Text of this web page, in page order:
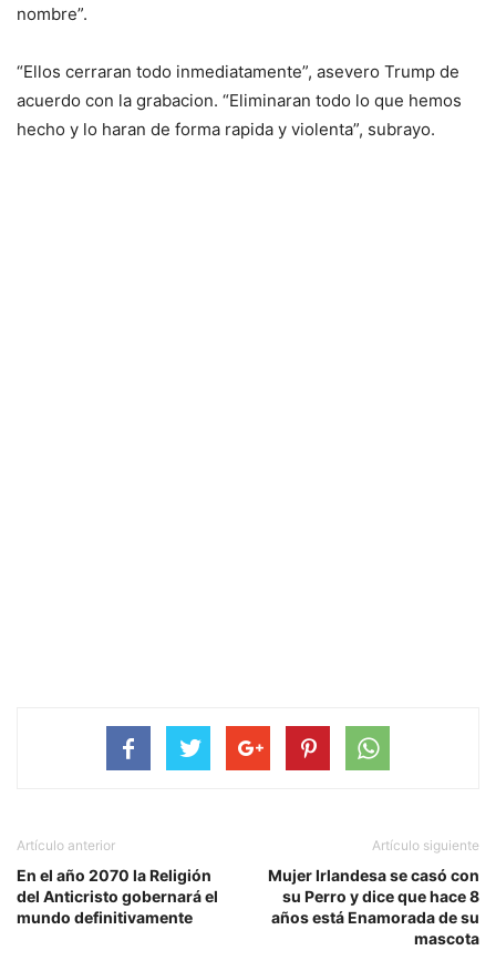
nombre”.
“Ellos cerraran todo inmediatamente”, asevero Trump de
acuerdo con la grabacion. “Eliminaran todo lo que hemos
hecho y lo haran de forma rapida y violenta”, subrayo.
Artículo anterior
En el año 2070 la Religión
del Anticristo gobernará el
mundo definitivamente
Artículo siguiente
Mujer Irlandesa se casó con
su Perro y dice que hace 8
años está Enamorada de su
mascota